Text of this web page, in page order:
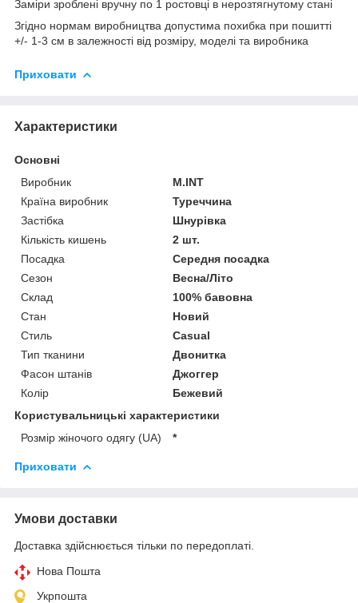
Заміри зроблені вручну по 1 ростовці в нерозтягнутому стані
Згідно нормам виробництва допустима похибка при пошитті
+/- 1-3 см в залежності від розміру, моделі та виробника
Приховати
Характеристики
Основні
Виробник
M.INT
Країна виробник
Туреччина
Застібка
Шнурівка
Кількість кишень
2 шт.
Посадка
Середня посадка
Сезон
Весна/Літо
Склад
100% бавовна
Стан
Новий
Стиль
Casual
Тип тканини
Двонитка
Фасон штанів
Джоггер
Колір
Бежевий
Користувальницькі характеристики
Розмір жіночого одягу (UA)
*
Приховати
Умови доставки
Доставка здійснюється тільки по передоплаті.
Нова Пошта
Укрпошта